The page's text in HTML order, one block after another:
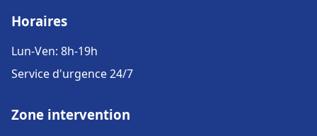
Horaires
Lun-Ven: 8h-19h
Service d'urgence 24/7
Zone intervention